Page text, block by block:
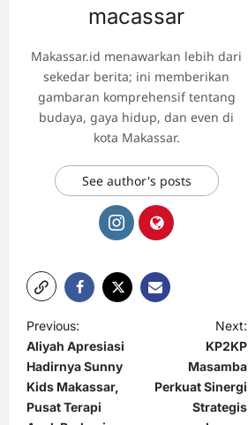
macassar
Makassar.id menawarkan lebih dari
sekedar berita; ini memberikan
gambaran komprehensif tentang
budaya, gaya hidup, dan even di
kota Makassar.
See author's posts
P
o
s
t
Previous:
Aliyah Apresiasi
Hadirnya Sunny
Kids Makassar,
Pusat Terapi
Next:
KP2KP
Masamba
Perkuat Sinergi
Strategis